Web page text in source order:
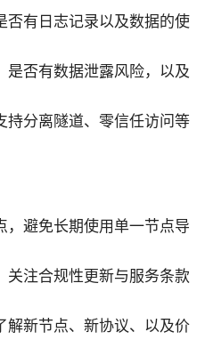
否有日志记录以及数据的使
是否有数据泄露风险，以及
持分离隧道、零信任访问等
，避免长期使用单一节点导
关注合规性更新与服务条款
解新节点、新协议、以及价